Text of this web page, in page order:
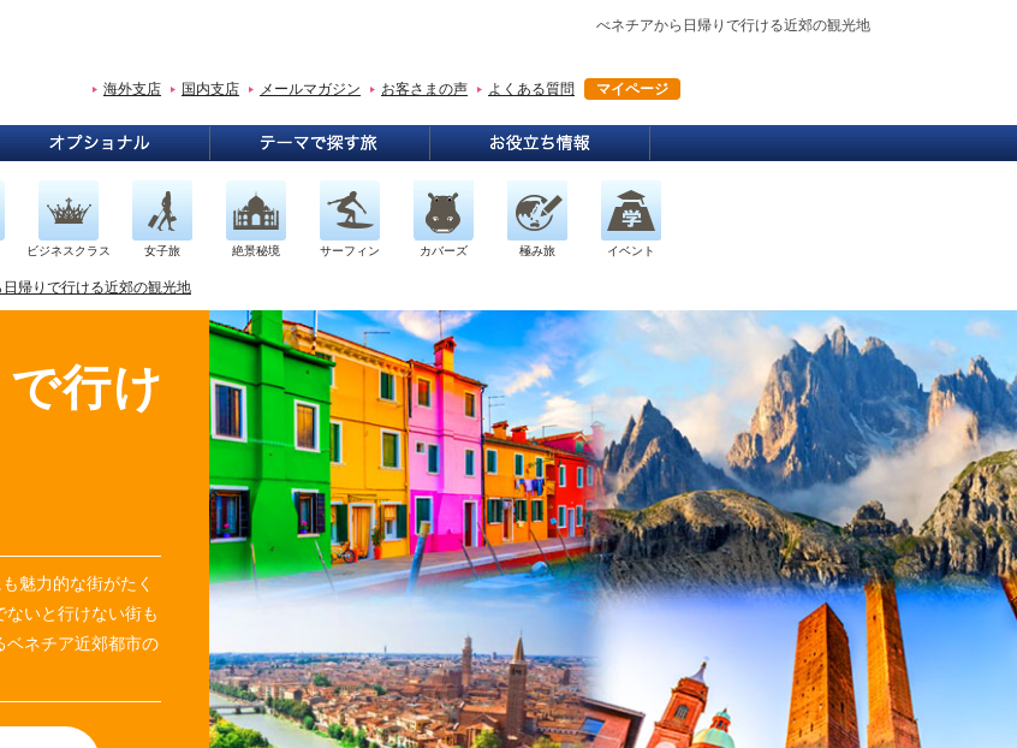
べネチアから日帰りで行ける近郊の観光地
海外支店 国内支店 メールマガジン お客さまの声 よくある質問 マイページ
ビジネスクラス 女子旅 絶景秘境 サーフィン カバーズ 極み旅 イベント
帰りで行ける近郊の観光地
行け
魅力的な街がたく
いと行けない街も
ベネチア近郊都市の